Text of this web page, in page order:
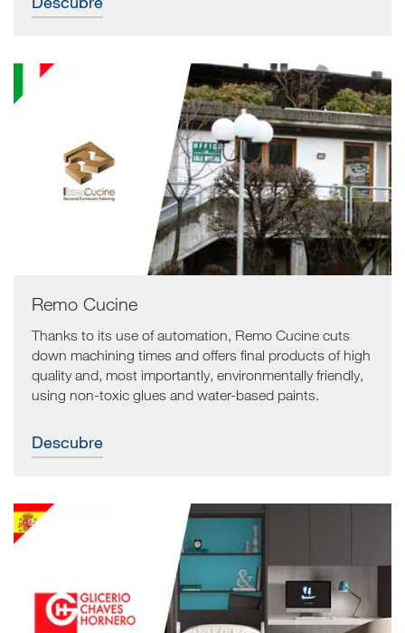
Remo Cucine
Thanks to its use of automation, Remo Cucine cuts
down machining times and offers final products of high
quality and, most importantly, environmentally friendly,
using non-toxic glues and water-based paints.
Descubre